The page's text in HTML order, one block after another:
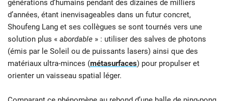
générations d’humains pendant des dizaines de milliers
d’années, étant inenvisageables dans un futur concret,
Shoufeng Lang et ses collègues se sont tournés vers une
solution plus « abordable » : utiliser des salves de photons
(émis par le Soleil ou de puissants lasers) ainsi que des
matériaux ultra-minces (métasurfaces) pour propulser et
orienter un vaisseau spatial léger.